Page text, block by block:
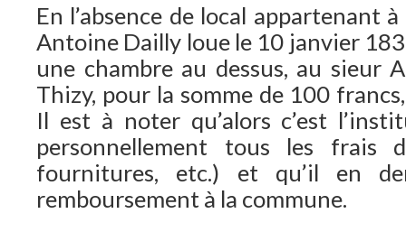
En l’absence de local appartenant
Antoine Dailly loue le 10 janvier
une chambre au dessus, au sieur
Thizy, pour la somme de 100
Il est à noter qu’alors c’est
personnellement tous les frais
fournitures, etc.) et qu’il en
remboursement à la commune.